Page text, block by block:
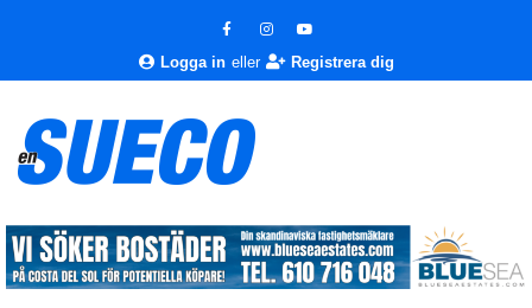
Logga in eller Registrera dig